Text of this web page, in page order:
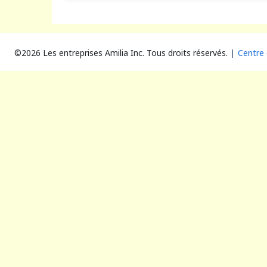
©2026 Les entreprises Amilia Inc. Tous droits réservés. Centre